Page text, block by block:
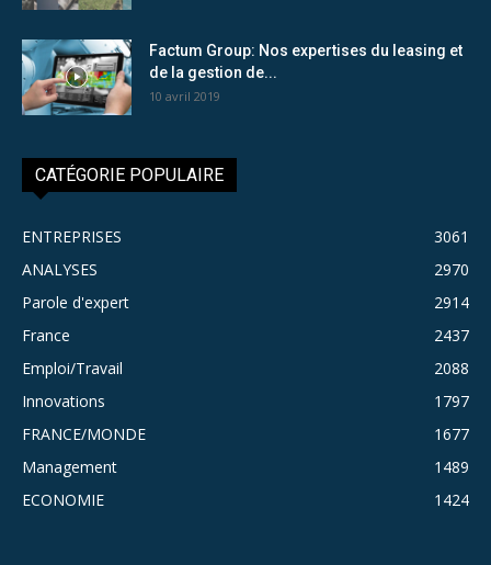
Factum Group: Nos expertises du leasing et
de la gestion de...
10 avril 2019
CATÉGORIE POPULAIRE
ENTREPRISES
3061
ANALYSES
2970
Parole d'expert
2914
France
2437
Emploi/Travail
2088
Innovations
1797
FRANCE/MONDE
1677
Management
1489
ECONOMIE
1424